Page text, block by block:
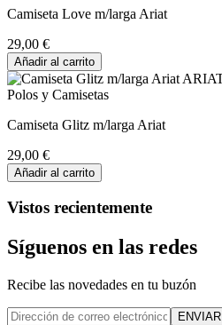
Camiseta Love m/larga Ariat
29,00 €
Añadir al carrito
Polos y Camisetas
Camiseta Glitz m/larga Ariat
29,00 €
Añadir al carrito
Vistos recientemente
Síguenos en las redes
Recibe las novedades en tu buzón
ENVIAR